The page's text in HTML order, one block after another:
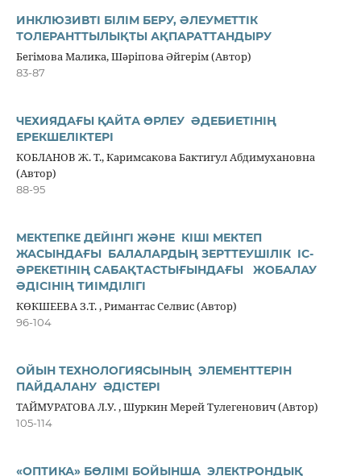
ИНКЛЮЗИВТІ БІЛІМ БЕРУ, ӘЛЕУМЕТТІК
ТОЛЕРАНТТЫЛЫҚТЫ АҚПАРАТТАНДЫРУ
Бегімова Малика, Шәріпова Әйгерім (Автор)
83-87
ЧЕХИЯДАҒЫ ҚАЙТА ӨРЛЕУ ӘДЕБИЕТІНІҢ
ЕРЕКШЕЛІКТЕРІ
КОБЛАНОВ Ж. Т., Каримсакова Бактигул Абдимухановна
(Автор)
88-95
МЕКТЕПКЕ ДЕЙІНГІ ЖӘНЕ КІШІ МЕКТЕП
ЖАСЫНДАҒЫ БАЛАЛАРДЫҢ ЗЕРТТЕУШІЛІК ІС-
ӘРЕКЕТІНІҢ САБАҚТАСТЫҒЫНДАҒЫ ЖОБАЛАУ
ӘДІСІНІҢ ТИІМДІЛІГІ
КӨКШЕЕВА З.Т. , Римантас Селвис (Автор)
96-104
ОЙЫН ТЕХНОЛОГИЯСЫНЫҢ ЭЛЕМЕНТТЕРІН
ПАЙДАЛАНУ ƏДІСТЕРІ
ТАЙМУРАТОВА Л.У. , Шуркин Мерей Тулегенович (Автор)
105-114
«ОПТИКА» БӨЛІМІ БОЙЫНША ЭЛЕКТРОНДЫҚ